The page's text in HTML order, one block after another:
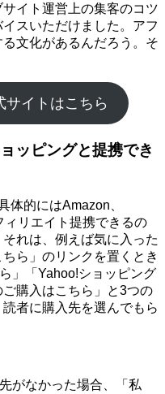
イト運営上の集客のコツ
スいただけました。アフ
文化があるんだろう。そ
サイトはこちら
ッピングと提携でき
体的にはAmazon、
リエイト提携できるの
れは、例えば気に入った
ら」のリンクを置くとき
」「Yahoo!ショッピング
購入はこちら」と3つの
者に購入先を選んでもら
がなかった場合、「私